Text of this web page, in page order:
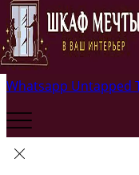
Whatsapp Untapped